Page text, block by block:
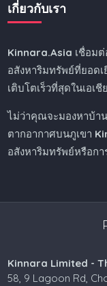
เกี่ยวกับเรา
Kinnara.Asia เชื่อม
อสังหาริมทรัพย์ที่ยอด
เติบโตเร็วที่สุดในเอเชีย
ไม่ว่าคุณจะมองหาบ้า
ตากอากาศบนภูเขา
อสังหาริมทรัพย์หรือก
Kinnara Limited -
58, 9 Lagoon Rd,